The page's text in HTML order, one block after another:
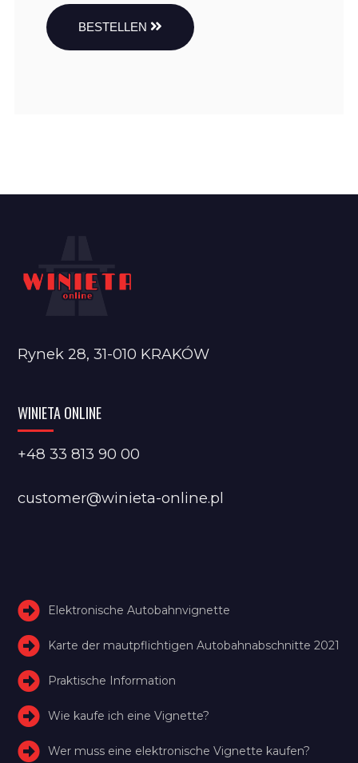
BESTELLEN
Rynek 28, 31-010 KRAKÓW
WINIETA ONLINE
+48 33 813 90 00
customer@winieta-online.pl
Elektronische Autobahnvignette
Karte der mautpflichtigen Autobahnabschnitte 2021
Praktische Information
Wie kaufe ich eine Vignette?
Wer muss eine elektronische Vignette kaufen?